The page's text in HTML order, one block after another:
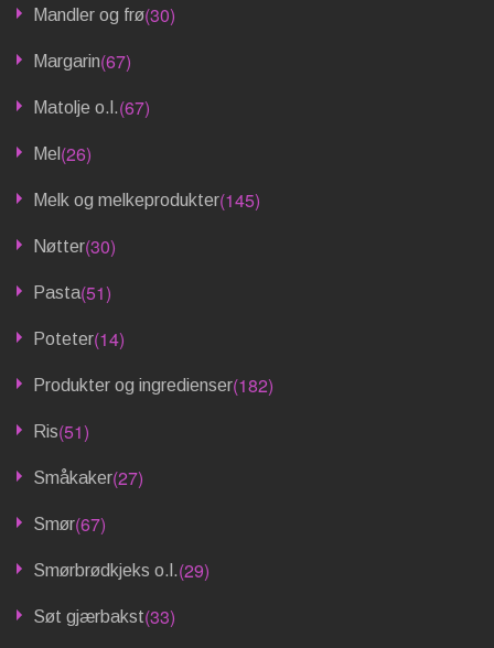
Mandler og frø(30)
Margarin(67)
Matolje o.l.(67)
Mel (26)
Melk og melkeprodukter(145)
Nøtter(30)
Pasta(51)
Poteter(14)
Produkter og ingredienser(182)
Ris(51)
Småkaker(27)
Smør(67)
Smørbrødkjeks o.l.(29)
Søt gjærbakst(33)